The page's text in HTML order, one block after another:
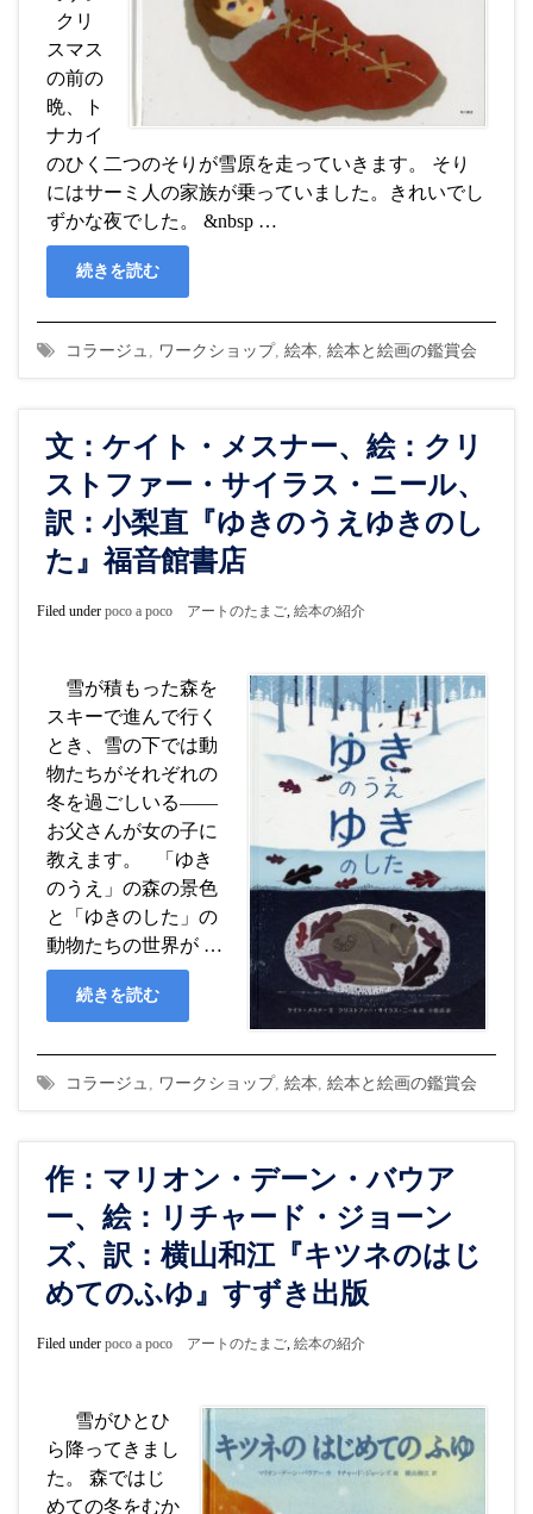
クリ
スマス
の前の
晩、ト
ナカイ
のひく二つのそりが雪原を走っていきます。 そり
にはサーミ人の家族が乗っていました。きれいでし
ずかな夜でした。 &nbsp …
続きを読む
コラージュ ワークショップ, 絵本 絵本と絵画の鑑賞会
文：ケイト・メスナー、絵：クリ
ストファー・サイラス・ニール、
訳：小梨直『ゆきのうえゆきのし
た』福音館書店
Filed under poco a poco アートのたまご, 絵本の紹介
雪が積もった森を
スキーで進んで行く
とき、雪の下では動
物たちがそれぞれの
冬を過ごしいる――
お父さんが女の子に
教えます。 「ゆき
のうえ」の森の景色
と「ゆきのした」の
動物たちの世界が …
続きを読む
コラージュ ワークショップ, 絵本 絵本と絵画の鑑賞会
作：マリオン・デーン・バウア
ー、絵：リチャード・ジョーン
ズ、訳：横山和江『キツネのはじ
めてのふゆ』すずき出版
Filed under poco a poco アートのたまご, 絵本の紹介
雪がひとひ
ら降ってきまし
た。 森ではじ
めての冬をむか